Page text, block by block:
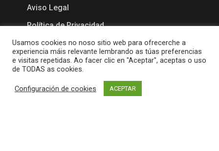
Aviso Legal
Política de Privacidad
Política de Cookies
MAPA
Usamos cookies no noso sitio web para ofrecerche a
experiencia máis relevante lembrando as túas preferencias
e visitas repetidas. Ao facer clic en "Aceptar", aceptas o uso
de TODAS as cookies.
Configuración de cookies ACEPTAR